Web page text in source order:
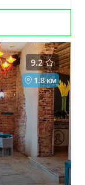
9.2
1.8 км